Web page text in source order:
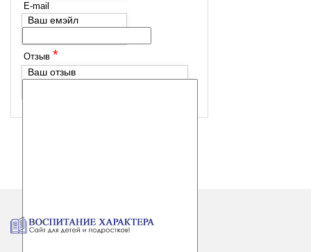
E-mail
Ваш емэйл
Отзыв *
Ваш отзыв